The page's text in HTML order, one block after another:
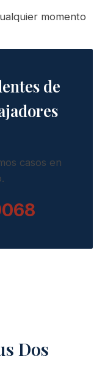
momento
de
casos en
Dos